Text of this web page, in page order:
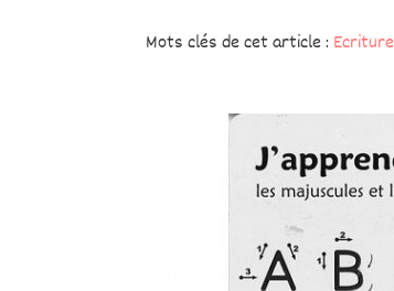
Mots clés de cet article : Ecriture